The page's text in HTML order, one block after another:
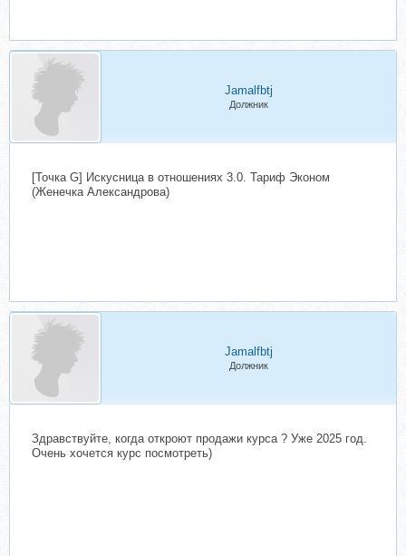
Jamalfbtj
Должник
[Точка G] Искусница в отношениях 3.0. Тариф Эконом
(Женечка Александрова)
Jamalfbtj
Должник
Здравствуйте, когда откроют продажи курса ? Уже 2025 год.
Очень хочется курс посмотреть)